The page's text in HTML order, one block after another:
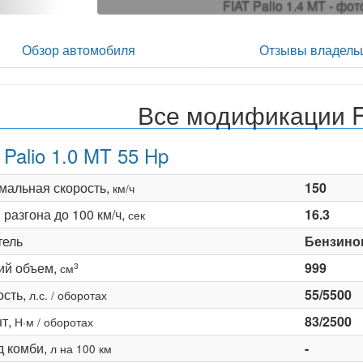
FIAT Palio 1.4 MT -
Обзор автомобиля Отзывы
Все модификации
1.0 MT 55 Hp
скорость, км/ч
150
до 100 км/ч, сек
16.3
объем, см3
999
л.с. / оборотах
55/5500
Н·м / оборотах
83/2500
комби, л на 100 км -